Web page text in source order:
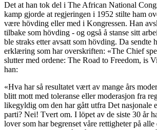
Det at han tok del i The African National
kamp gjorde at regjeringen i 1952 stilte ham
være hövding eller med i Kongressen. Han
tilbake som hövding - og også å stanse sitt
ble straks etter avsatt som hövding. Da sendte
erklæring som har overskriften: «The Chief
slutter med ordene: The Road to Freedom, is
han:
«Hva har så resultatet vært av mange års
blitt mott med toleranse eller moderasjon fra
likegyldig om den har gått utfra Det nasjonale
parti? Nei! Tvert om. I löpet av de siste 30 år
lover som har begrenset våre rettigheter på